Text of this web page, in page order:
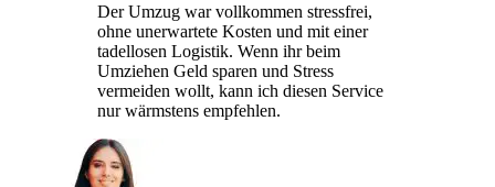
Der Umzug war vollkommen stressfrei,
ohne unerwartete Kosten und mit einer
tadellosen Logistik. Wenn ihr beim
Umziehen Geld sparen und Stress
vermeiden wollt, kann ich diesen Service
nur wärmstens empfehlen.